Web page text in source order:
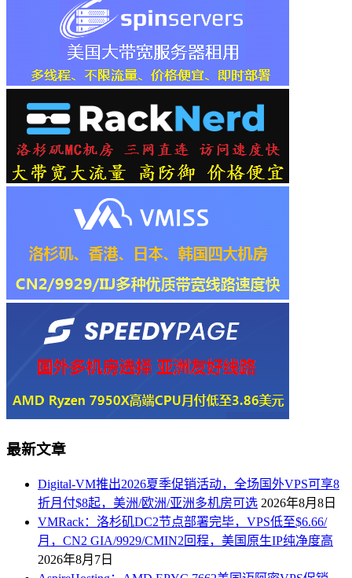
最新文章
Digital-VM推出2026夏季促销活动，全场国外VPS可享8
折月付$8起，美洲/欧洲/亚洲多机房可选 2026年8月8日
VMRack：洛杉矶DC2节点部署完毕，VPS低至$6.66/
月，CN2 GIA/9929/CMIN2回程，美国原生IP纯净度高
2026年8月7日